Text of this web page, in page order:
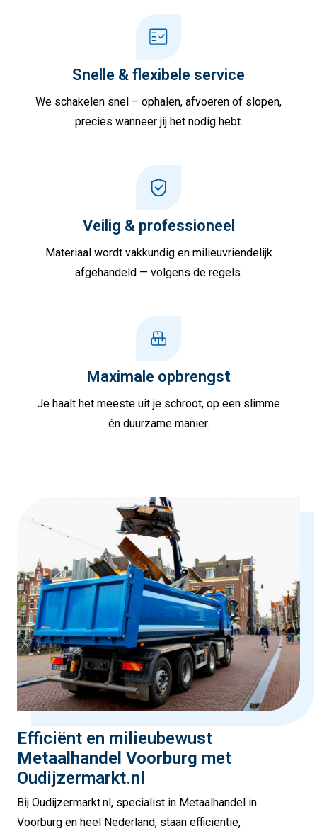
Snelle & flexibele service
We schakelen snel – ophalen, afvoeren of slopen,
precies wanneer jij het nodig hebt.
Veilig & professioneel
Materiaal wordt vakkundig en milieuvriendelijk
afgehandeld — volgens de regels.
Maximale opbrengst
Je haalt het meeste uit je schroot, op een slimme
én duurzame manier.
Efficiënt en milieubewust
Metaalhandel Voorburg met
Oudijzermarkt.nl
Bij Oudijzermarkt.nl, specialist in Metaalhandel in
Voorburg en heel Nederland, staan efficiëntie,